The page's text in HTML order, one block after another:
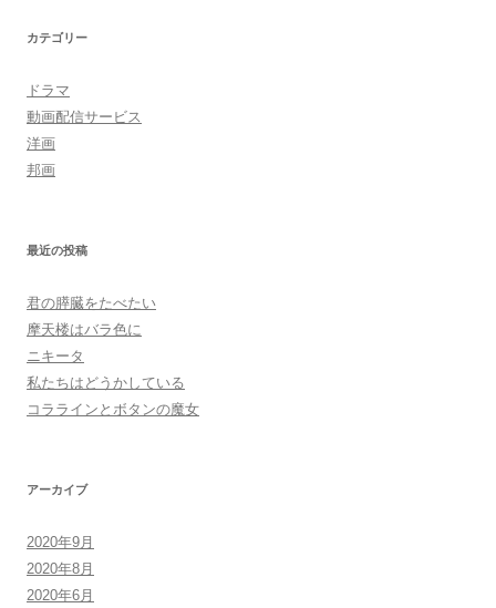
カテゴリー
ドラマ
動画配信サービス
洋画
邦画
最近の投稿
君の膵臓をたべたい
摩天楼はバラ色に
ニキータ
私たちはどうかしている
コララインとボタンの魔女
アーカイブ
2020年9月
2020年8月
2020年6月